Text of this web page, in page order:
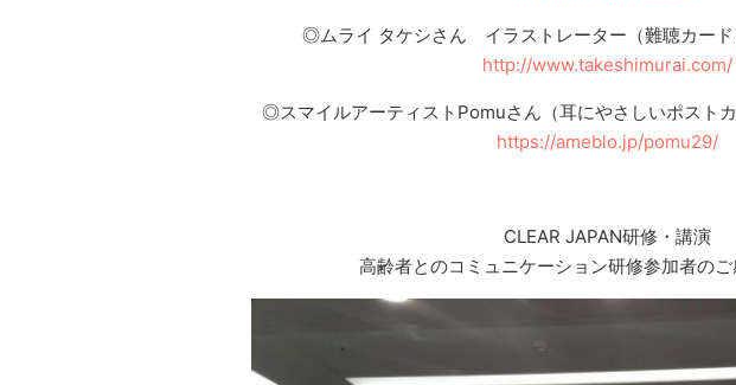
◎ムライ タケシさん イラストレーター（難聴カード
http://www.takeshimurai.com/
◎スマイルアーティストPomuさん（耳にやさしいポストカ
https://ameblo.jp/pomu29/
CLEAR JAPAN研修・講演
高齢者とのコミュニケーション研修参加者の